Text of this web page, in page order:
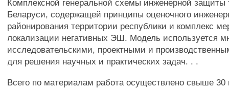
Комплексной генеральной схемы инженерной защиты
Беларуси, содержащей принципы оценочного
районирования территории республики и комплекс
локализации негативных ЭШ. Модель используется
исследовательскими, проектными и
для решения научных и практических задач. . .
Всего по материалам работа осуществлено свыше 30